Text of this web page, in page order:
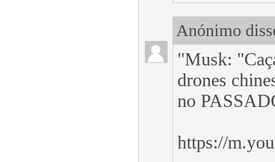
Anónimo
"Musk:
drones
no
https://